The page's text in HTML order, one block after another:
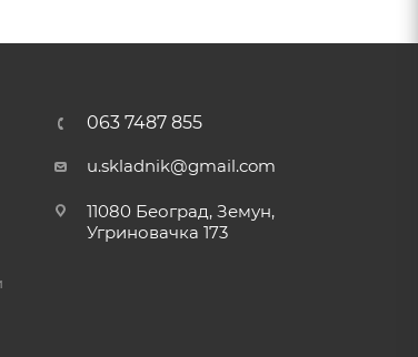
063 7487 855
u.skladnik@gmail.com
11080 Београд, Земун,
Угриновачка 173